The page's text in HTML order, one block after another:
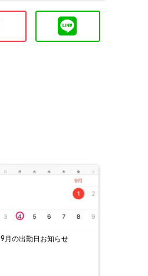
9月の出勤日お知らせ